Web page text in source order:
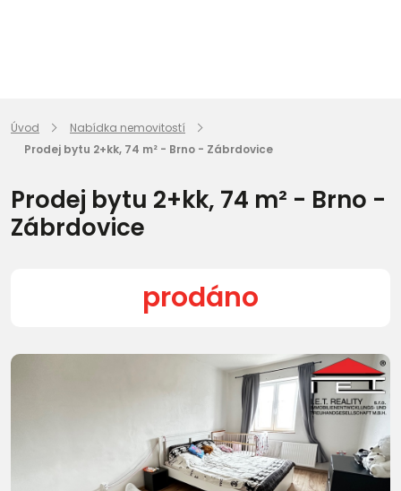
Úvod
Nabídka nemovitostí
Prodej bytu 2+kk, 74 m² - Brno - Zábrdovice
Prodej bytu 2+kk, 74 m² - Brno -
Zábrdovice
prodáno